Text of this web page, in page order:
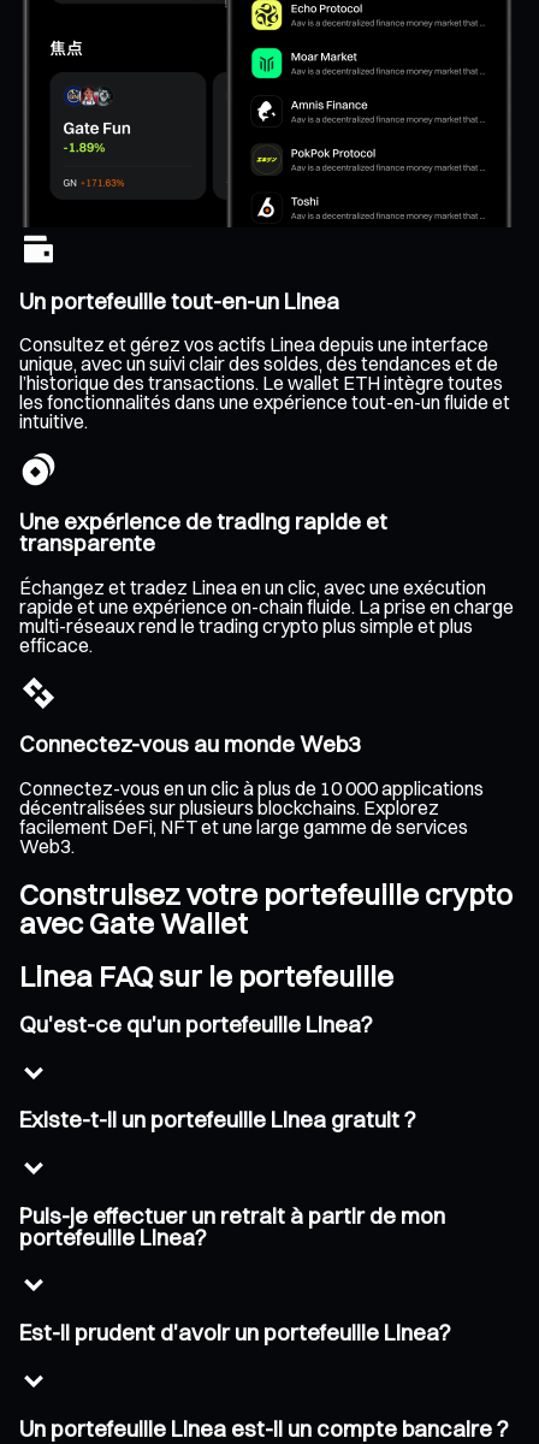
Un portefeuille tout-en-un Linea
Consultez et gérez vos actifs Linea depuis une interface
unique, avec un suivi clair des soldes, des tendances et de
l’historique des transactions. Le wallet ETH intègre toutes
les fonctionnalités dans une expérience tout-en-un fluide et
intuitive.
Une expérience de trading rapide et
transparente
Échangez et tradez Linea en un clic, avec une exécution
rapide et une expérience on-chain fluide. La prise en charge
multi-réseaux rend le trading crypto plus simple et plus
efficace.
Connectez-vous au monde Web3
Connectez-vous en un clic à plus de 10 000 applications
décentralisées sur plusieurs blockchains. Explorez
facilement DeFi, NFT et une large gamme de services
Web3.
Construisez votre portefeuille crypto
avec Gate Wallet
Linea FAQ sur le portefeuille
Qu'est-ce qu'un portefeuille Linea?
Existe-t-il un portefeuille Linea gratuit ?
Puis-je effectuer un retrait à partir de mon
portefeuille Linea?
Est-il prudent d'avoir un portefeuille Linea?
Un portefeuille Linea est-il un compte bancaire ?